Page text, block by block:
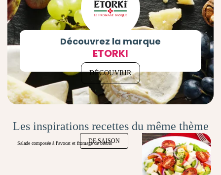
Découvrez la marque
ETORKI
DÉCOUVRIR
Les inspirations recettes du même thème
DE SAISON
Salade composée à l'avocat et fromage de brebis